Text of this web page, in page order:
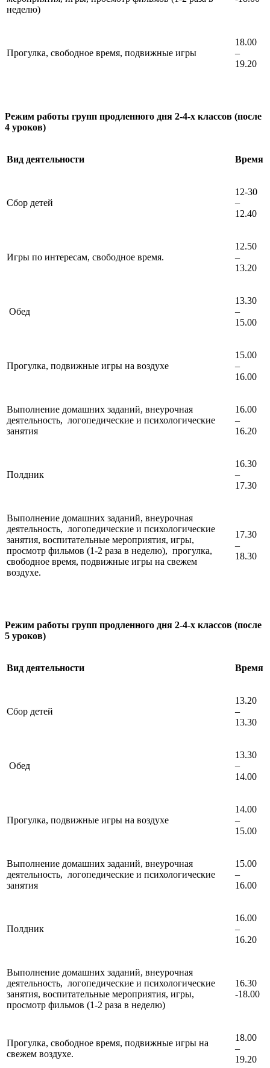
неделю)
Прогулка, свободное время, подвижные игры
18.00
–
19.20
Режим работы групп продленного дня 2-4-х классов (после
4 уроков)
Вид деятельности Время
Сбор детей
12-30
–
12.40
Игры по интересам, свободное время.
12.50
–
13.20
Обед
13.30
–
15.00
Прогулка, подвижные игры на воздухе
15.00
–
16.00
Выполнение домашних заданий, внеурочная
деятельность, логопедические и психологические
занятия
16.00
–
16.20
Полдник
16.30
–
17.30
Выполнение домашних заданий, внеурочная
деятельность, логопедические и психологические
занятия, воспитательные мероприятия, игры,
просмотр фильмов (1-2 раза в неделю), прогулка,
свободное время, подвижные игры на свежем
воздухе.
17.30
–
18.30
Режим работы групп продленного дня 2-4-х классов (после
5 уроков)
Вид деятельности Время
Сбор детей
13.20
–
13.30
Обед
13.30
–
14.00
Прогулка, подвижные игры на воздухе
14.00
–
15.00
Выполнение домашних заданий, внеурочная
деятельность, логопедические и психологические
занятия
15.00
–
16.00
Полдник
16.00
–
16.20
Выполнение домашних заданий, внеурочная
деятельность, логопедические и психологические
занятия, воспитательные мероприятия, игры,
просмотр фильмов (1-2 раза в неделю)
16.30
-18.00
Прогулка, свободное время, подвижные игры на
свежем воздухе.
18.00
–
19.20